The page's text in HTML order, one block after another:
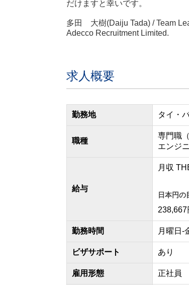
だけますと幸いです。
多田 大樹(Daiju Tada) / Team
Adecco Recruitment Limited.
求人概要
勤務地 タイ ・
職種
専門職
エンジ
給与
月収
日本円の
238,667
勤務時間 月曜日
ビザサポート あり
雇用形態 正社員